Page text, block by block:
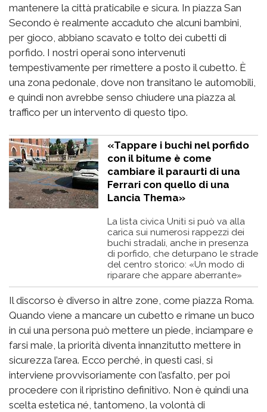
mantenere la città praticabile e sicura. In piazza San
Secondo è realmente accaduto che alcuni bambini,
per gioco, abbiano scavato e tolto dei cubetti di
porfido. I nostri operai sono intervenuti
tempestivamente per rimettere a posto il cubetto. È
una zona pedonale, dove non transitano le automobili,
e quindi non avrebbe senso chiudere una piazza al
traffico per un intervento di questo tipo.
«Tappare i buchi nel porfido
con il bitume è come
cambiare il paraurti di una
Ferrari con quello di una
Lancia Thema»
La lista civica Uniti si può va alla
carica sui numerosi rappezzi dei
buchi stradali, anche in presenza
di porfido, che deturpano le strade
del centro storico: «Un modo di
riparare che appare aberrante»
Il discorso è diverso in altre zone, come piazza Roma.
Quando viene a mancare un cubetto e rimane un buco
in cui una persona può mettere un piede, inciampare e
farsi male, la priorità diventa innanzitutto mettere in
sicurezza l’area. Ecco perché, in questi casi, si
interviene provvisoriamente con l’asfalto, per poi
procedere con il ripristino definitivo. Non è quindi una
scelta estetica né, tantomeno, la volontà di